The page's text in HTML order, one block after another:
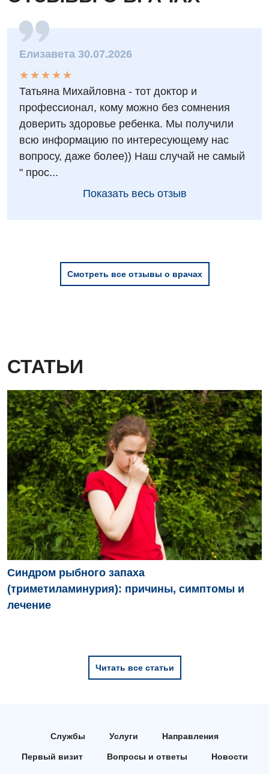
Елизавета 30.07.2026
★
★
★
★
★
★ ★ ★ ★ ★
Татьяна Михайловна - тот доктор и
профессионал, кому можно без сомнения
доверить здоровье ребенка. Мы получили
всю информацию по интересующему нас
вопросу, даже более)) Наш случай не самый
" прос...
Показать весь отзыв
Смотреть все отзывы о врачах
СТАТЬИ
Синдром рыбного запаха
(триметиламинурия): причины, симптомы и
лечение
Читать все статьи
Службы Услуги Направления
Первый визит Вопросы и ответы Новости